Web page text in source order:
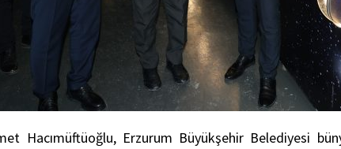
Hacımüftüoğlu, Erzurum Büyükşehir Belediyesi